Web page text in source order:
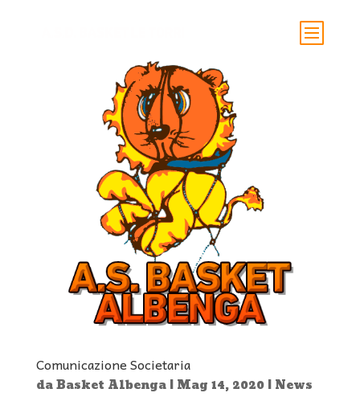
Comunicazione Societaria
daBasket Albenga| Mag 14, 2020| News